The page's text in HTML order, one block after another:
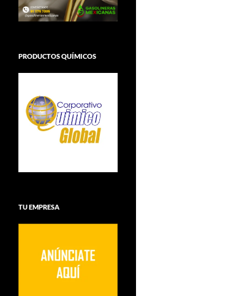
PRODUCTOS QUÍMICOS
TU EMPRESA